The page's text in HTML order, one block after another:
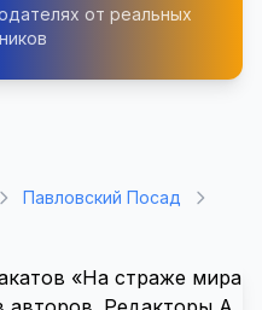
от реальных
Павловский Посад